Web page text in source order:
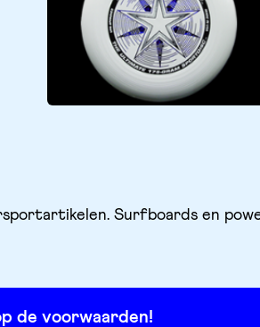
Surfboards en
de voorwaarden!